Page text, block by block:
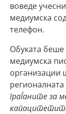
воведе
медиумска
телефон.
Обуката беше
медиумска
организации
граѓаните за
капацитетите